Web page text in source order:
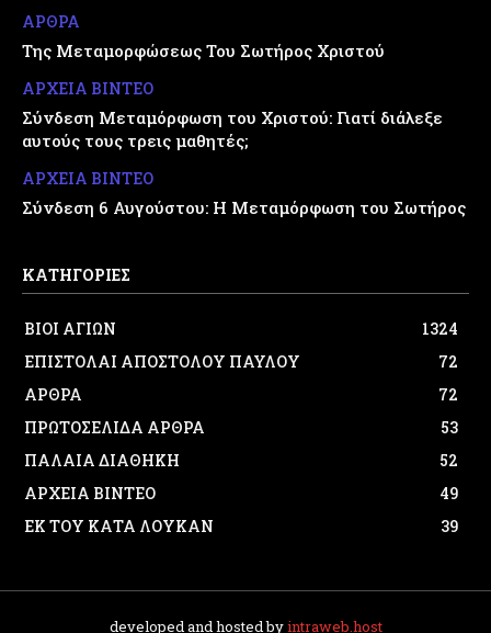
ΑΡΘΡΑ
Της Μεταμορφώσεως Του Σωτήρος Χριστού
ΑΡΧΕΙΑ ΒΙΝΤΕΟ
Σύνδεση Μεταμόρφωση του Χριστού: Γιατί διάλεξε
αυτούς τους τρεις μαθητές;
ΑΡΧΕΙΑ ΒΙΝΤΕΟ
Σύνδεση 6 Αυγούστου: Η Μεταμόρφωση του Σωτήρος
ΚΑΤΗΓΟΡΙΕΣ
ΒΙΟΙ ΑΓΙΩΝ
1324
ΕΠΙΣΤΟΛΑΙ ΑΠΟΣΤΟΛΟΥ ΠΑΥΛΟΥ
72
ΑΡΘΡΑ
72
ΠΡΩΤΟΣΕΛΙΔΑ ΑΡΘΡΑ
53
ΠΑΛΑΙΑ ΔΙΑΘΗΚΗ
52
ΑΡΧΕΙΑ ΒΙΝΤΕΟ
49
ΕΚ ΤΟΥ ΚΑΤΑ ΛΟΥΚΑΝ
39
developed and hosted byintraweb.host